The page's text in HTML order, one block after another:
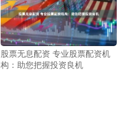
股票无息配资 专业股票配资机
构：助您把握投资良机